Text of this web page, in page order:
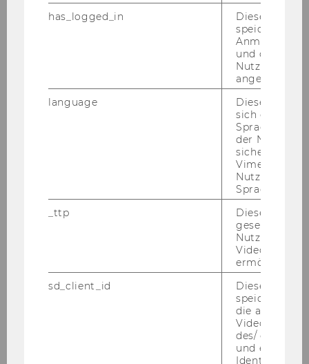
praxisWorkshop: AI/Künstliche Intelligenz für
praxisWorkshop (2 Tage): Einführung in die
KonsenT-Moderation aus dem
Organisationsmodell der Soziokratie
Nachhaltigkeitsberichterstattung in NPOs
Schnupper-Workshop: Einführung in die
Schnupper-Workshop: Einführung in die
has_logged_in
Dieses Cookie
speichert
und ob sich
Nutzer*in
angemeldet
language
Dieses
sich die
der
Vimeo in der
Nutzer
Sprache
_ttp
Dieser
gesetzt, um
Nutzung des
Videoplayers
ermöglichen
sd_client_id
Dieses Cookie
speichert
die aktuellen
des/ der
und einen